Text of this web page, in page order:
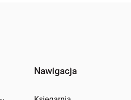
Księgarnia
Kawiarnia